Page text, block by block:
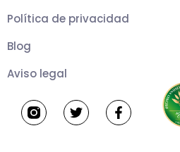
Política de privacidad
Blog
Aviso legal
w
i
t
a
c
e